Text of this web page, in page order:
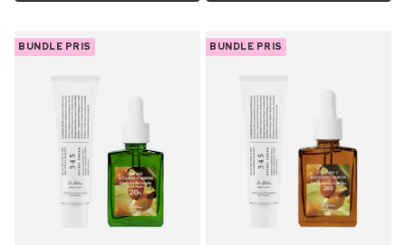
BUNDLE PRIS BUNDLE PRIS